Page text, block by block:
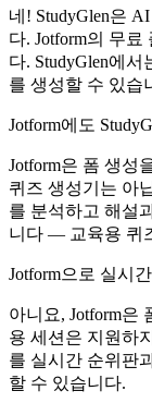
네! StudyGlen은
다. Jotform의 무료
다. StudyGlen에
를 생성할 수 있습
Jotform에도
Jotform은 폼 생성
퀴즈 생성기는 아
를 분석하고 해설
니다 — 교육용 퀴
Jotform으로 실시
아니요, Jotform은
용 세션은 지원하
를 실시간 순위판
할 수 있습니다.